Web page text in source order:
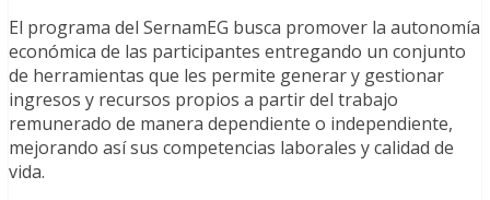
El programa del SernamEG busca promover la autonomía
económica de las participantes entregando un conjunto
de herramientas que les permite generar y gestionar
ingresos y recursos propios a partir del trabajo
remunerado de manera dependiente o independiente,
mejorando así sus competencias laborales y calidad de
vida.